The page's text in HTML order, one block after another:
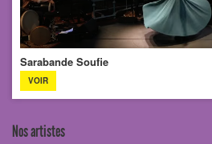
Sarabande Soufie
VOIR
Nos artistes